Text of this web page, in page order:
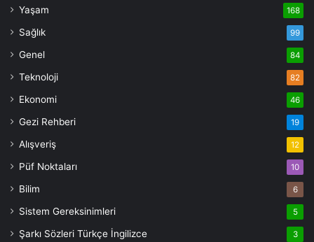
Yaşam 168
Sağlık 99
Genel 84
Teknoloji 82
Ekonomi 46
Gezi Rehberi 19
Alışveriş 12
Püf Noktaları 10
Bilim 6
Sistem Gereksinimleri 5
Şarkı Sözleri Türkçe İngilizce 3